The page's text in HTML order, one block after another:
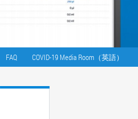
FAQ COVID-19 Media Room（英語）